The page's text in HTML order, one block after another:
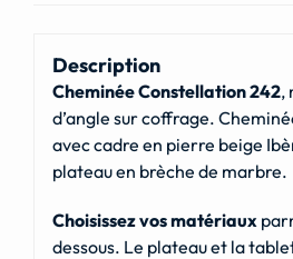
Description
Cheminée Constellation 242,
d’angle sur coffrage.
avec cadre en pierre beige
plateau en brèche de marbre.
Choisissez vos matériaux
dessous. Le plateau et la